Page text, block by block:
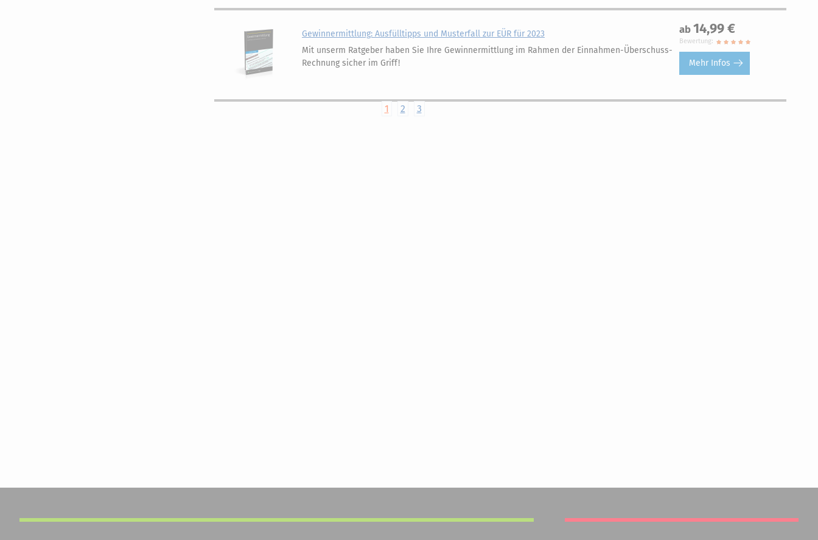
Gewinnermittlung: Ausfülltipps und Musterfall zur EÜR für 2023
Mit unserm Ratgeber haben Sie Ihre Gewinnermittlung im Rahmen der Einnahmen-Überschuss-
Rechnung sicher im Griff!
ab 14,99 €
Bewertung:
Mehr Infos
1 2 3